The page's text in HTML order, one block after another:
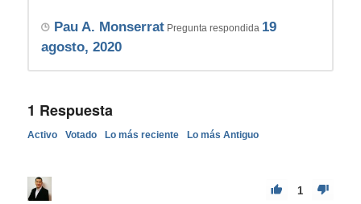
Pau A. MonserratPregunta respondida 19
agosto, 2020
1 Respuesta
Activo Votado Lo más reciente Lo más Antiguo
1